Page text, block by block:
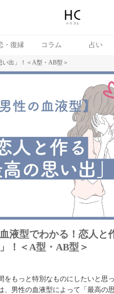
・復縁 コラム 占い
出」！＜A型・AB型＞
液型でわかる！恋人と
！＜A型・AB型＞
をもっと特別なものにしたいと思
、男性の血液型によって「最高の